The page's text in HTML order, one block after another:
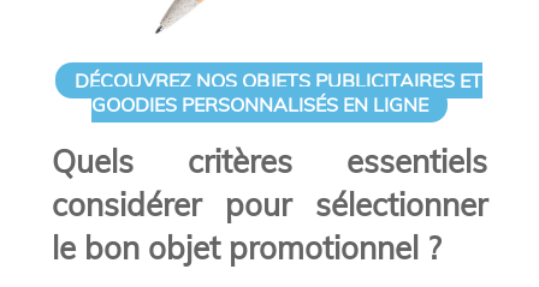
DÉCOUVREZ NOS OBJETS PUBLICITAIRES ET
GOODIES PERSONNALISÉS EN LIGNE
Quels critères essentiels
considérer pour sélectionner
le bon objet promotionnel ?